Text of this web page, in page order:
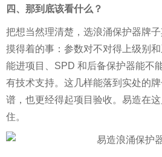
四、那到底该看什么？
把想当然理清楚，选浪涌保护器牌
摸得着的事：参数对不对得上级别
能进项目、SPD 和后备保护器能不
有技术支持。这几样能落到实处的
谱，也更经得起项目验收。易造在
住。